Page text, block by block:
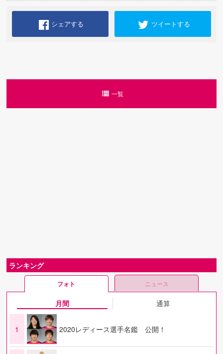
シェアする ツイートする
一覧
ランキング
フォト ニュース
月間 通算
1 2020レディース選手名鑑 公開！